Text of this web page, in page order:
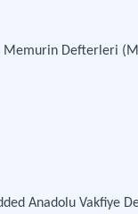
Memurin Defterleri
Anadolu Vakfiye